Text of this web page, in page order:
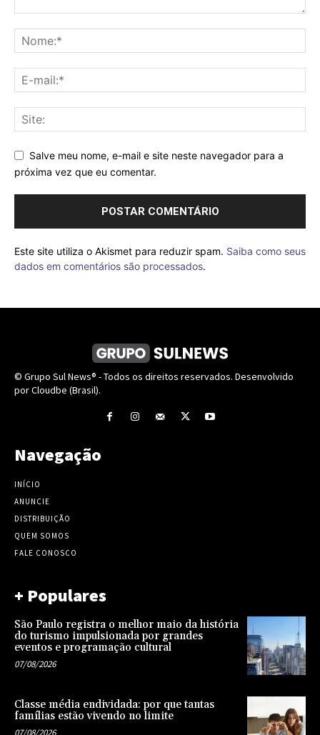
Salve meu nome, e-mail e site neste navegador para a
próxima vez que eu comentar.
Este site utiliza o Akismet para reduzir spam. Saiba como seus
dados em comentários são processados.
© Grupo Sul News® - Todos os direitos reservados. Desenvolvido
por Cloudbe (Brasil).
Navegação
INÍCIO
ANUNCIE
DISTRIBUIÇÃO
QUEM SOMOS
FALE CONOSCO
+ Populares
São Paulo registra o melhor maio da história
do turismo impulsionada por grandes
eventos e programação cultural
07/08/2026
Classe média endividada: por que tantas
famílias estão vivendo no limite
07/08/2026